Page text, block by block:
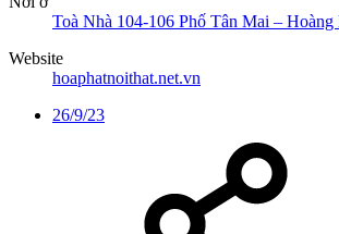
Toà Nhà 104-106 Phố Tân Mai –
Website
hoaphatnoithat.net.vn
26/9/23